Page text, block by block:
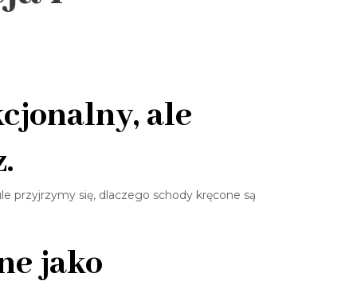
ale
przyjrzymy się, dlaczego schody kręcone są
jako